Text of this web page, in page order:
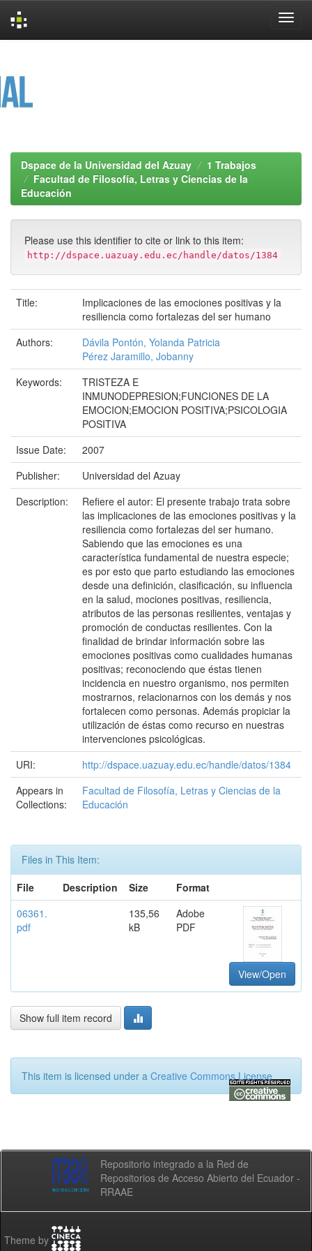
Dspace de la Universidad del Azuay
1 Trabajos
Facultad de Filosofía, Letras y Ciencias de la
Educación
Please use this identifier to cite or link to this item:
http://dspace.uazuay.edu.ec/handle/datos/1384
Title:
Implicaciones de las emociones positivas y la
resiliencia como fortalezas del ser humano
Authors:
Dávila Pontón, Yolanda Patricia
Pérez Jaramillo, Jobanny
Keywords:
TRISTEZA E
INMUNODEPRESION;FUNCIONES DE LA
EMOCION;EMOCION POSITIVA;PSICOLOGIA
POSITIVA
Issue Date:
2007
Publisher:
Universidad del Azuay
Description:
Refiere el autor: El presente trabajo trata sobre
las implicaciones de las emociones positivas y la
resiliencia como fortalezas del ser humano.
Sabiendo que las emociones es una
característica fundamental de nuestra especie;
es por esto que parto estudiando las emociones
desde una definición, clasificación, su influencia
en la salud, mociones positivas, resiliencia,
atributos de las personas resilientes, ventajas y
promoción de conductas resilientes. Con la
finalidad de brindar información sobre las
emociones positivas como cualidades humanas
positivas; reconociendo que éstas tienen
incidencia en nuestro organismo, nos permiten
mostrarnos, relacionarnos con los demás y nos
fortalecen como personas. Además propiciar la
utilización de éstas como recurso en nuestras
intervenciones psicológicas.
URI:
http://dspace.uazuay.edu.ec/handle/datos/1384
Appears in
Collections:
Facultad de Filosofía, Letras y Ciencias de la
Educación
Files in This Item:
File
Description Size
Format
06361.
pdf
135,56
kB
Adobe
PDF
View/Open
Show full item record
This item is licensed under a Creative Commons License
Repositorio integrado a la Red de
Repositorios de Acceso Abierto del Ecuador -
RRAAE
Theme by